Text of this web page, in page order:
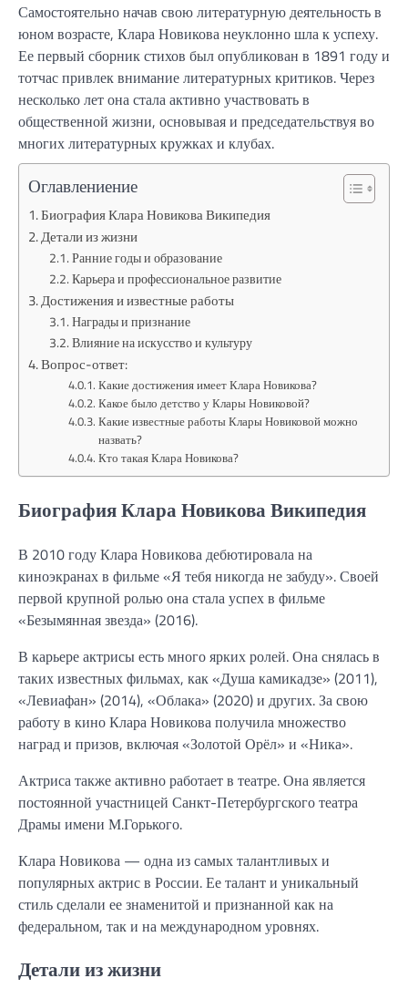
Самостоятельно начав свою литературную деятельность в
юном возрасте, Клара Новикова неуклонно шла к успеху.
Ее первый сборник стихов был опубликован в 1891 году и
тотчас привлек внимание литературных критиков. Через
несколько лет она стала активно участвовать в
общественной жизни, основывая и председательствуя во
многих литературных кружках и клубах.
Оглавлениение
Биография Клара Новикова Википедия
Детали из жизни
Ранние годы и образование
Карьера и профессиональное развитие
Достижения и известные работы
Награды и признание
Влияние на искусство и культуру
Вопрос-ответ:
Какие достижения имеет Клара Новикова?
Какое было детство у Клары Новиковой?
Какие известные работы Клары Новиковой можно
назвать?
Кто такая Клара Новикова?
Биография Клара Новикова Википедия
В 2010 году Клара Новикова дебютировала на
киноэкранах в фильме «Я тебя никогда не забуду». Своей
первой крупной ролью она стала успех в фильме
«Безымянная звезда» (2016).
В карьере актрисы есть много ярких ролей. Она снялась в
таких известных фильмах, как «Душа камикадзе» (2011),
«Левиафан» (2014), «Облака» (2020) и других. За свою
работу в кино Клара Новикова получила множество
наград и призов, включая «Золотой Орёл» и «Ника».
Актриса также активно работает в театре. Она является
постоянной участницей Санкт-Петербургского театра
Драмы имени М.Горького.
Клара Новикова — одна из самых талантливых и
популярных актрис в России. Ее талант и уникальный
стиль сделали ее знаменитой и признанной как на
федеральном, так и на международном уровнях.
Детали из жизни